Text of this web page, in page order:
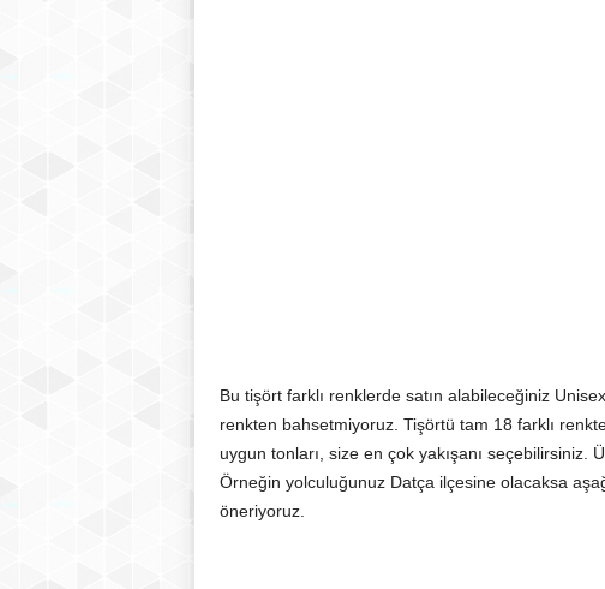
Bu tişört farklı renklerde satın alabileceğiniz
renkten bahsetmiyoruz. Tişörtü tam 18 farklı
uygun tonları, size en çok yakışanı seçebilirsiniz.
Örneğin yolculuğunuz Datça ilçesine olacaksa
öneriyoruz.